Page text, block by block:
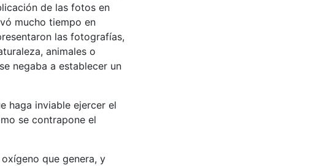
de las fotos en
mucho tiempo en
las fotografías,
animales o
negaba a establecer un
haga inviable ejercer el
se contrapone el
que genera, y